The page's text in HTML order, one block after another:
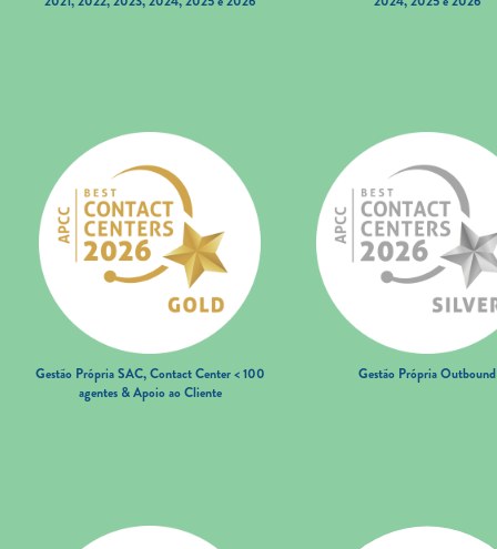
Gestão Própria SAC, Contact Center < 100
agentes & Apoio ao Cliente
Gestão Própria Outbound